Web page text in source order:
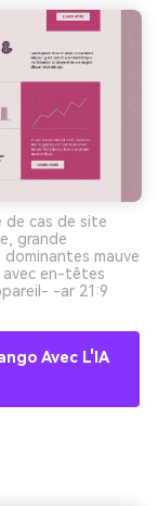
de cas de site
grande
mauve
avec en-têtes
-ar 21:9
Avec L'IA